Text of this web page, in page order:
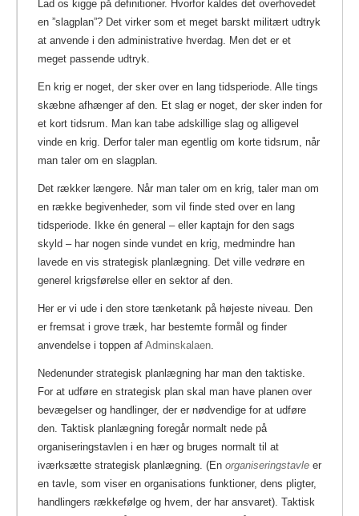
Lad os kigge på definitioner. Hvorfor kaldes det overhovedet
en ”slagplan”? Det virker som et meget barskt militært udtryk
at anvende i den administrative hverdag. Men det er et
meget passende udtryk.
En krig er noget, der sker over en lang tidsperiode. Alle tings
skæbne afhænger af den. Et slag er noget, der sker inden for
et kort tidsrum. Man kan tabe adskillige slag og alligevel
vinde en krig. Derfor taler man egentlig om korte tidsrum, når
man taler om en slagplan.
Det rækker længere. Når man taler om en krig, taler man om
en række begivenheder, som vil finde sted over en lang
tidsperiode. Ikke én general – eller kaptajn for den sags
skyld – har nogen sinde vundet en krig, medmindre han
lavede en vis strategisk planlægning. Det ville vedrøre en
generel krigsførelse eller en sektor af den.
Her er vi ude i den store tænketank på højeste niveau. Den
er fremsat i grove træk, har bestemte formål og finder
anvendelse i toppen af Adminskalaen
Nedenunder strategisk planlægning har man den taktiske.
For at udføre en strategisk plan skal man have planen over
bevægelser og handlinger, der er nødvendige for at udføre
den. Taktisk planlægning foregår normalt nede på
organiseringstavlen i en hær og bruges normalt til at
iværksætte strategisk planlægning. (En organiseringstavle er
en tavle, som viser en organisations funktioner, dens pligter,
handlingers rækkefølge og hvem, der har ansvaret). Taktisk